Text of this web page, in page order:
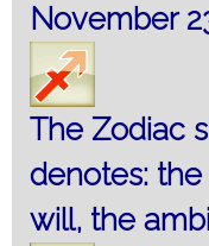
November
The Zodiac
denotes:
will, the